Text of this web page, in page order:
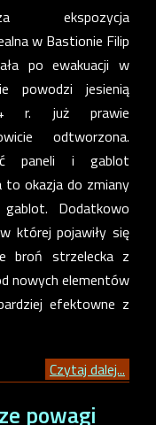
ekspozycja
w Bastionie Filip
po ewakuacji w
powodzi jesienią
r. już prawie
odtworzona.
paneli i gablot
to okazja do zmiany
Dodatkowo
której pojawiły się
broń strzelecka z
nowych elementów
efektowne z
Czytaj dalej...
powagi